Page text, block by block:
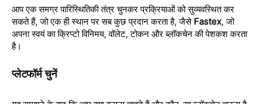
आप एक समग्र पारिस्थितिकी तंत्र चुनकर प्रक्रियाओं को सुव्यवस्थित कर
सकते हैं, जो एक ही स्थान पर सब कुछ प्रदान करता है, जैसे Fastex, जो
अपना स्वयं का क्रिप्टो विनिमय, वॉलेट, टोकन और ब्लॉकचेन की पेशकश करता
है।
प्लेटफॉर्म चुनें